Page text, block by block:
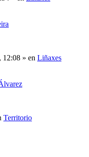
12:08 » en Liñaxes
Territorio